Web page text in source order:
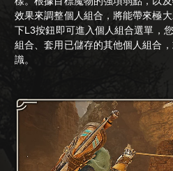
效果來調整個人組合，將能帶來極
下L3按鈕即可進入個人組合選單，
組合、套用已儲存的其他個人組合
識。